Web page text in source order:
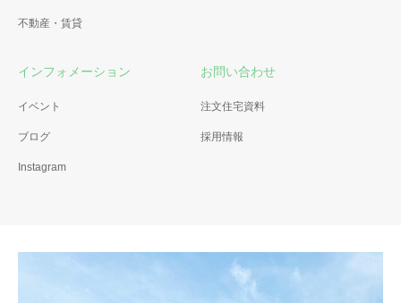
不動産・賃貸
インフォメーション
イベント
ブログ
Instagram
お問い合わせ
注文住宅資料
採用情報